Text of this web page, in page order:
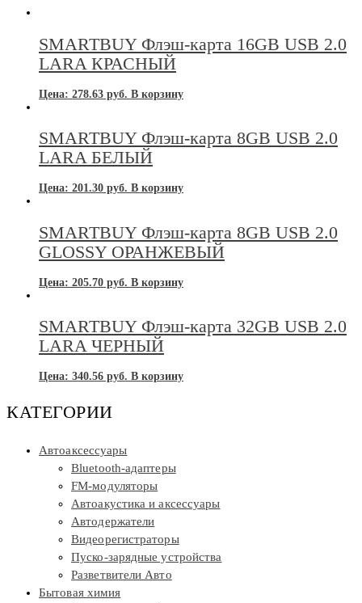
SMARTBUY Флэш-карта 16GB USB 2.0
LARA КРАСНЫЙ
Цена: 278.63 руб. В корзину
SMARTBUY Флэш-карта 8GB USB 2.0
LARA БЕЛЫЙ
Цена: 201.30 руб. В корзину
SMARTBUY Флэш-карта 8GB USB 2.0
GLOSSY ОРАНЖЕВЫЙ
Цена: 205.70 руб. В корзину
SMARTBUY Флэш-карта 32GB USB 2.0
LARA ЧЕРНЫЙ
Цена: 340.56 руб. В корзину
КАТЕГОРИИ
Автоаксессуары
Bluetooth-адаптеры
FM-модуляторы
Автоакустика и аксессуары
Автодержатели
Видеорегистраторы
Пуско-зарядные устройства
Разветвители Авто
Бытовая химия